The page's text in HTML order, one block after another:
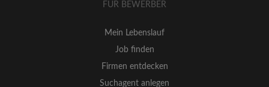
FÜR BEWERBER
Mein Lebenslauf
Job finden
Firmen entdecken
Suchagent anlegen